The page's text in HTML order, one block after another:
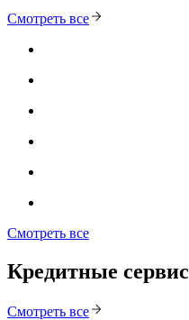
Смотреть все
Смотреть все
Кредитные
Смотреть все